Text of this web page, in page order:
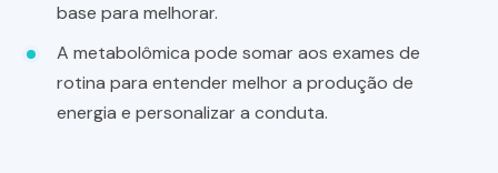
base para melhorar.
A metabolômica pode somar aos exames de
rotina para entender melhor a produção de
energia e personalizar a conduta.